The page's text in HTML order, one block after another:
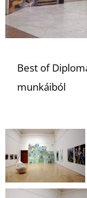
Best of
munkáiból